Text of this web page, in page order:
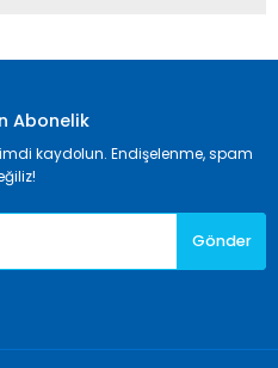
ederiz.
görüntülenemiyor.
bulunuyor.
Abonelik
kaydolun. Endişelenme, spam
Gönder